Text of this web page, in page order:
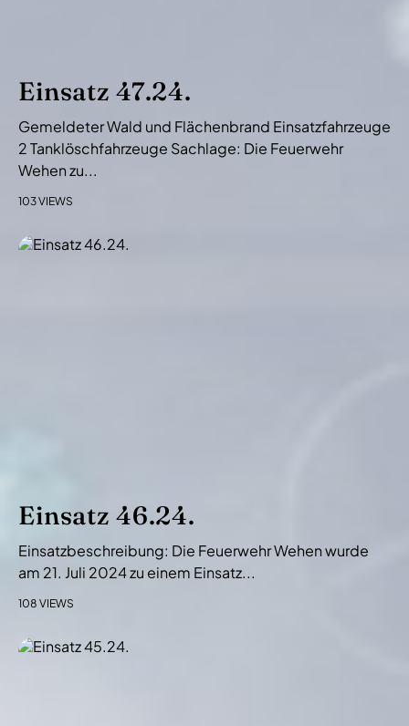
Einsatz 47.24.
Gemeldeter Wald und Flächenbrand Einsatzfahrzeuge
2 Tanklöschfahrzeuge Sachlage: Die Feuerwehr
Wehen zu...
103 VIEWS
Einsatz 46.24.
Einsatzbeschreibung: Die Feuerwehr Wehen wurde
am 21. Juli 2024 zu einem Einsatz...
108 VIEWS